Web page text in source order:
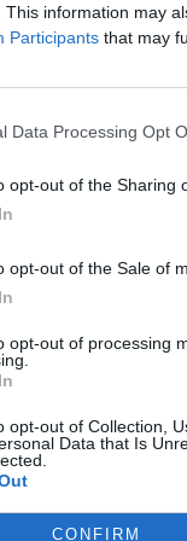
This information may
Participants that may
Data Processing Opt
opt-out of the Sharing
opt-out of the Sale of
opt-out of processing
opt-out of Collection,
Data that Is
CONFIRM
ΔΙΕΘΝΗ
Γάμος
χόρευε
Καλεσμένοι